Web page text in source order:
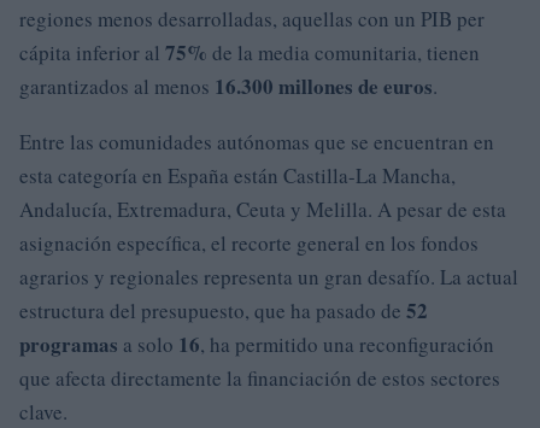
regiones menos desarrolladas, aquellas con un PIB per
cápita inferior al 75% de la media comunitaria, tienen
garantizados al menos 16.300 millones de euros.
Entre las comunidades autónomas que se encuentran en
esta categoría en España están Castilla-La Mancha,
Andalucía, Extremadura, Ceuta y Melilla. A pesar de esta
asignación específica, el recorte general en los fondos
agrarios y regionales representa un gran desafío. La actual
estructura del presupuesto, que ha pasado de 52
programas a solo 16, ha permitido una reconfiguración
que afecta directamente la financiación de estos sectores
clave.